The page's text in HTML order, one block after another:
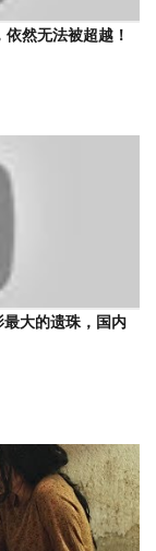
然无法被超越！
最大的遗珠，国内